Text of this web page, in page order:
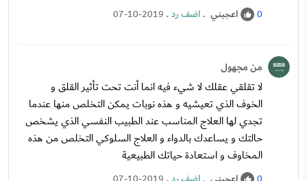
0 اعجبني .اضف رد.
07-10-2019
من مجهول
لا تقلقي عقلك لا شيء فيه انما أنت تحت تأثير القلق و
الخوف الذي تعيشيه و هذه نوبات يمكن التخلص منها عندما
تجدي لها العلاج المناسب عند الطبيب النفسي الذي يشخص
حالتك و يساعدك بالدواء و العلاج السلوكي التخلص من هذه
المخاوف و استعادة حياتك الطبيعية